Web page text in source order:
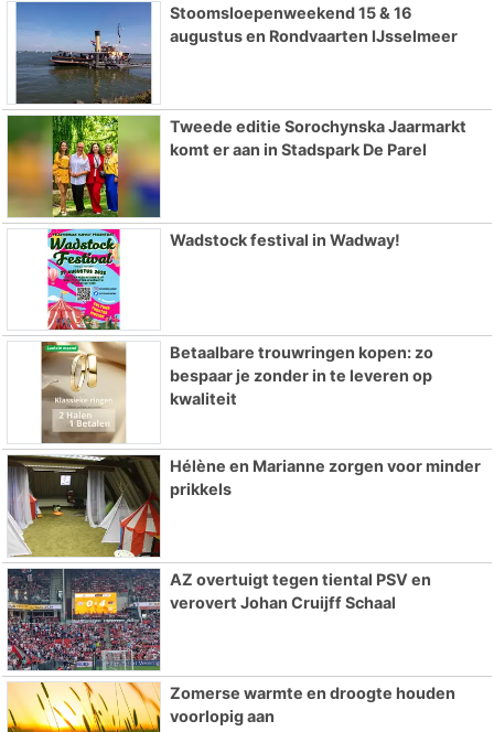
Stoomsloepenweekend 15 & 16
augustus en Rondvaarten IJsselmeer
Tweede editie Sorochynska Jaarmarkt
komt er aan in Stadspark De Parel
Wadstock festival in Wadway!
Betaalbare trouwringen kopen: zo
bespaar je zonder in te leveren op
kwaliteit
Hélène en Marianne zorgen voor minder
prikkels
AZ overtuigt tegen tiental PSV en
verovert Johan Cruijff Schaal
Zomerse warmte en droogte houden
voorlopig aan